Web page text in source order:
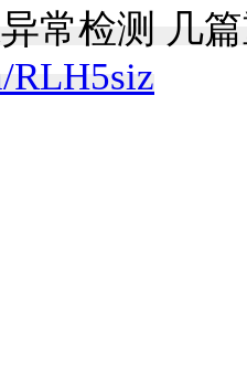
异常检测 几
RLH5siz